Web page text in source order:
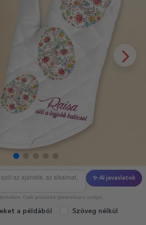
✨ AI javaslatok
Csak javaslatok generálására szolgál.
a példából Szöveg nélkül